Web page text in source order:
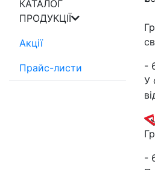
КАТАЛОГ
ПРОДУКЦІЇ
Акції
Прайс-листи
-
У
-